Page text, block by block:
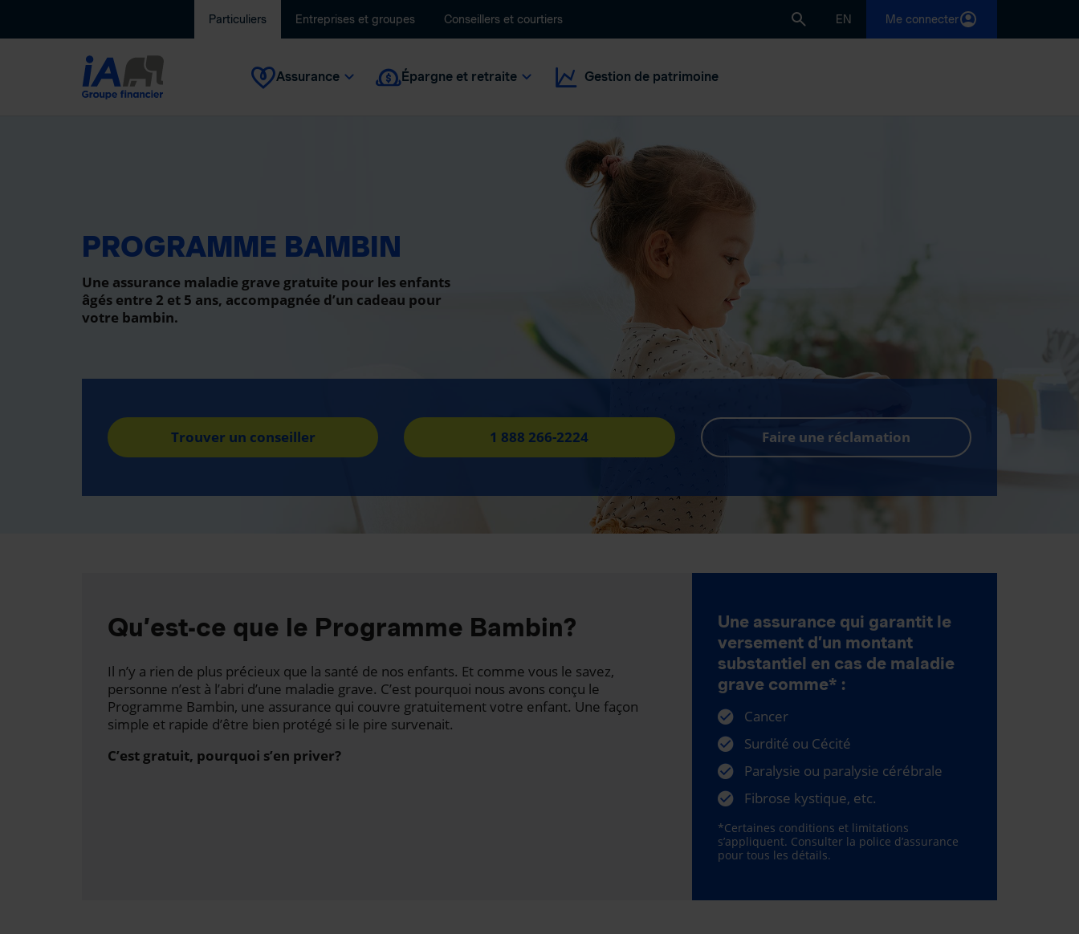
Particuliers Entreprises et groupes Conseillers et courtiers EN Me connecter
Assurance Épargne et retraite Gestion de patrimoine
PROGRAMME BAMBIN
Une assurance maladie grave gratuite pour les enfants
âgés entre 2 et 5 ans, accompagnée d’un cadeau pour
votre bambin.
Trouver un conseiller 1 888 266-2224 Faire une réclamation
Qu’est-ce que le Programme Bambin?
Il n’y a rien de plus précieux que la santé de nos enfants. Et comme vous le savez,
personne n’est à l’abri d’une maladie grave. C’est pourquoi nous avons conçu le
Programme Bambin, une assurance qui couvre gratuitement votre enfant. Une façon
simple et rapide d’être bien protégé si le pire survenait.
C’est gratuit, pourquoi s’en priver?
Une assurance qui garantit le
versement d’un montant
substantiel en cas de maladie
grave comme* :
Cancer
Surdité ou Cécité
Paralysie ou paralysie cérébrale
Fibrose kystique, etc.
*Certaines conditions et limitations
s’appliquent. Consulter la police d’assurance
pour tous les détails.